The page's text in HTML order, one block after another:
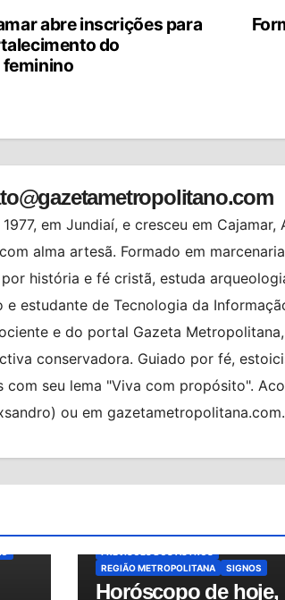
abre inscrições para
do
em Jundiaí, e cresceu em
alma artesã. Formado em
história e fé cristã, estuda
e estudante de Tecnologia da
e do portal Gazeta
conservadora. Guiado por fé,
com seu lema "Viva com propósito".
ou em gazetametropolitana.com.
ALMANAQUE BRASIL
HORÓSCOPO
OSASCO
PREVISÕES
REGIÃO METROPOLITANA
SIGNOS
Horóscopo de hoje,